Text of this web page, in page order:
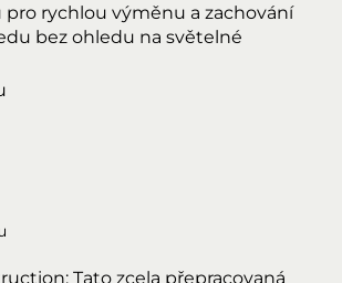
rychlou výměnu a zachování
bez ohledu na světelné
Tato zcela přepracovaná